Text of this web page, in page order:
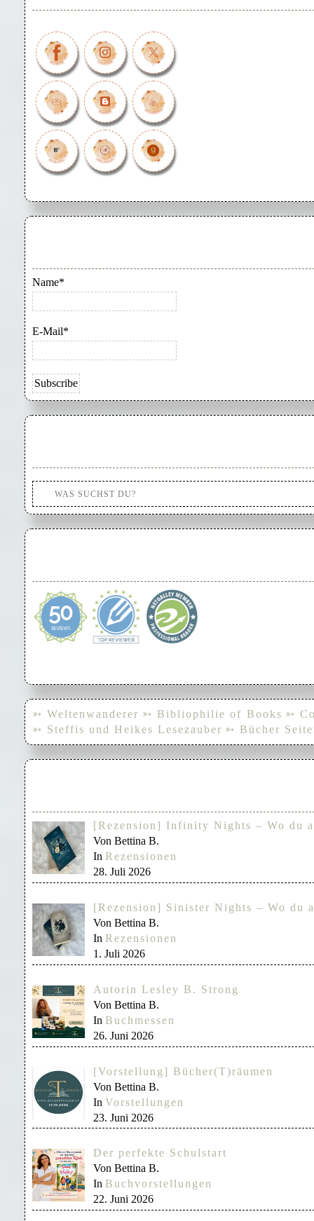
Name*
E-Mail*
➳ Weltenwanderer ➳ Bibliophilie of Books ➳
➳ Steffis und Heikes Lesezauber ➳ Bücher
[Rezension] Infinity Nights – Wo du
Von Bettina B.
In Rezensionen
28. Juli 2026
[Rezension] Sinister Nights – Wo du
Von Bettina B.
In Rezensionen
1. Juli 2026
Autorin Lesley B. Strong
Von Bettina B.
In Buchmessen
26. Juni 2026
[Vorstellung] Bücher(T)räumen
Von Bettina B.
In Vorstellungen
23. Juni 2026
Der perfekte Schulstart
Von Bettina B.
In Buchvorstellungen
22. Juni 2026